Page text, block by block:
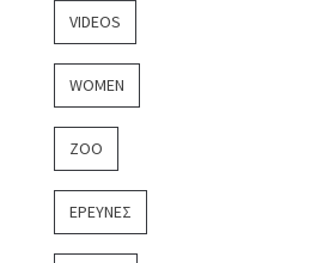
VIDEOS
WOMEN
ZOO
ΈΡΕΥΝΕΣ